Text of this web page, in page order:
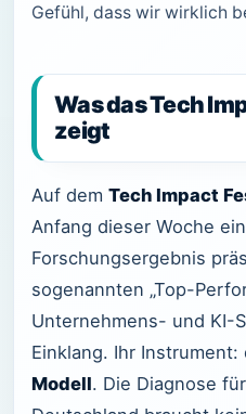
Gefühl, dass wir wirklich
Was das Tech
zeigt
Auf dem Tech Impact
Anfang dieser Woche
Forschungsergebnis
sogenannten „Top-
Unternehmens- und KI-
Einklang. Ihr Instrument:
Modell. Die Diagnose